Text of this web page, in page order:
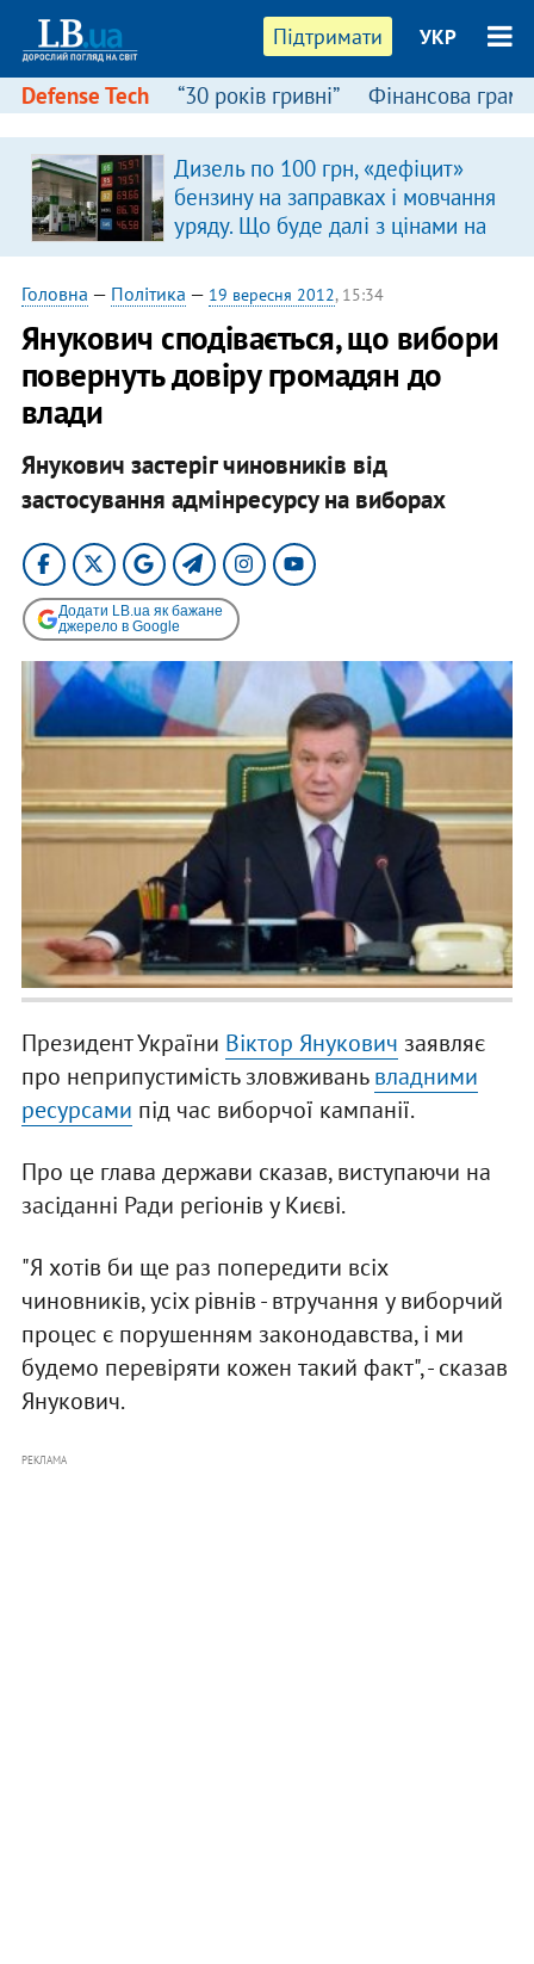
Підтримати УКР
Defense Tech “30 років гривні” Фінансова
Дизель по 100 грн, «дефіцит»
бензину на заправках і мовчання
уряду. Що буде далі з цінами на
пальне?
Головна — Політика — 19 вересня 2012, 15:34
Янукович сподівається, що вибори
повернуть довіру громадян до
влади
Янукович застеріг чиновників від
застосування адмінресурсу на виборах
Додати LB.ua як бажане
джерело в Google
Президент України Віктор Янукович заявляє
про неприпустимість зловживаньвладними
ресурсами під час виборчої кампанії.
Про це глава держави сказав, виступаючи на
засіданні Ради регіонів у Києві.
"Я хотів би ще раз попередити всіх
чиновників, усіх рівнів - втручання у виборчий
процес є порушенням законодавства, і ми
будемо перевіряти кожен такий факт", - сказав
Янукович.
РЕКЛАМА